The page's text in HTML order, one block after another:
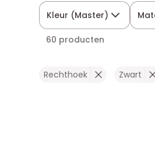
Kleur (Master)
60 producten
Rechthoek Zwart